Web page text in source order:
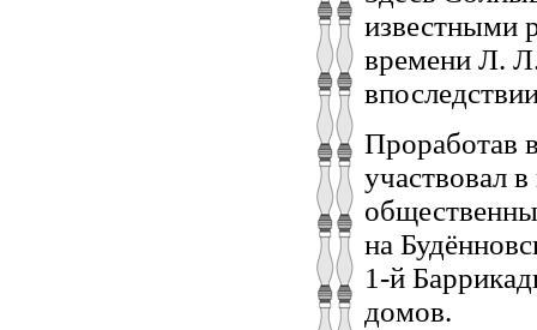
известными
времени Л.
Проработав
участвовал
на
1‑й
домов.